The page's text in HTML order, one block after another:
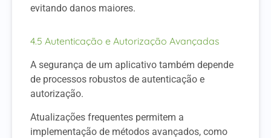
evitando danos maiores.
4.5 Autenticação e Autorização Avançadas
A segurança de um aplicativo também depende
de processos robustos de autenticação e
autorização.
Atualizações frequentes permitem a
implementação de métodos avançados, como